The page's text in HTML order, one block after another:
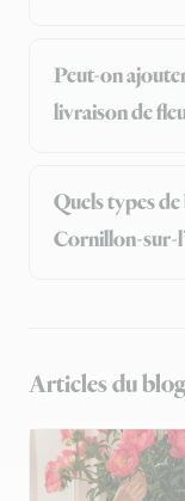
Peut-on
livraison de
Quels types
Cornillon-sur-
Articles du